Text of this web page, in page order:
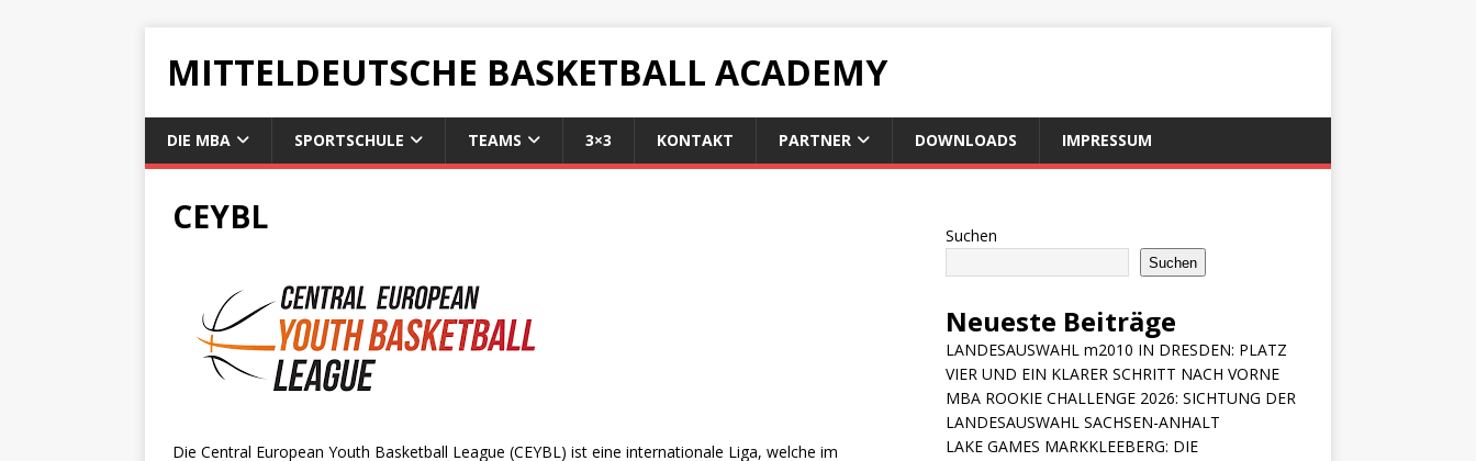
MITTELDEUTSCHE BASKETBALL ACADEMY
DIE MBA SPORTSCHULE TEAMS 3×3 KONTAKT PARTNER DOWNLOADS IMPRESSUM
CEYBL
Die Central European Youth Basketball League (CEYBL) ist eine internationale Liga, welche im
Suchen
Suchen
Neueste Beiträge
LANDESAUSWAHL m2010 IN DRESDEN: PLATZ
VIER UND EIN KLARER SCHRITT NACH VORNE
MBA ROOKIE CHALLENGE 2026: SICHTUNG DER
LANDESAUSWAHL SACHSEN-ANHALT
LAKE GAMES MARKKLEEBERG: DIE